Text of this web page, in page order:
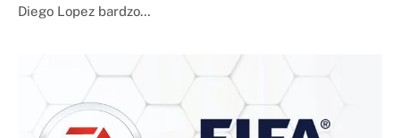
Diego Lopez bardzo…